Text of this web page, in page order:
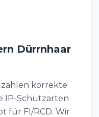
Dürrnhaar
korrekte
IP-Schutzarten
für FI/RCD. Wir